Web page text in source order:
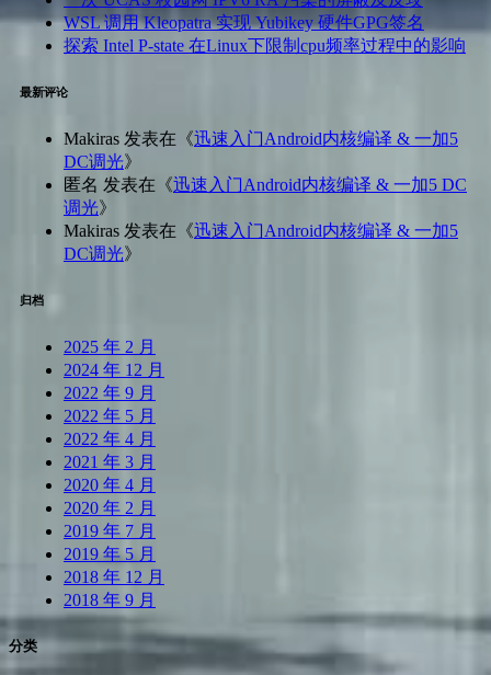
WSL 调用 Kleopatra 实现 Yubikey 硬件GPG签名
探索 Intel P-state 在Linux下限制cpu频率过程中的影响
最新评论
Makiras 发表在《迅速入门Android内核编译 & 一加5
DC调光》
匿名 发表在《迅速入门Android内核编译 & 一加5 DC
调光》
Makiras 发表在《迅速入门Android内核编译 & 一加5
DC调光》
归档
2025 年 2 月
2024 年 12 月
2022 年 9 月
2022 年 5 月
2022 年 4 月
2021 年 3 月
2020 年 4 月
2020 年 2 月
2019 年 7 月
2019 年 5 月
2018 年 12 月
2018 年 9 月
分类